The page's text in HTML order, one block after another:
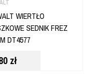
WIERTŁO
SEDNIK FREZ
DT4577
zł